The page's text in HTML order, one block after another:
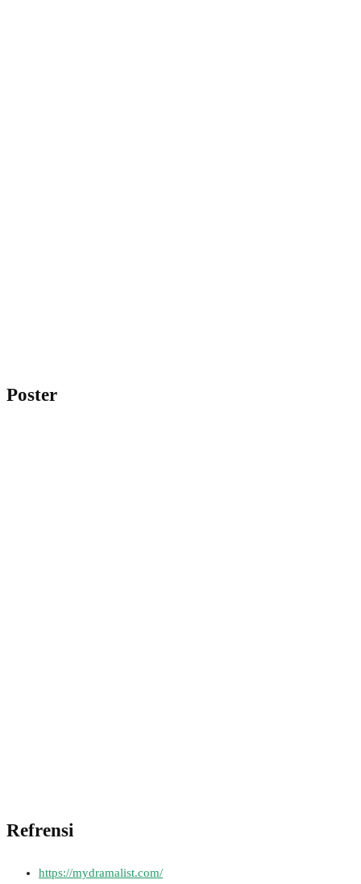
Poster
Refrensi
https://mydramalist.com/